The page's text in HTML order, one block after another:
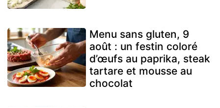
Menu sans gluten, 9
août : un festin coloré
d’œufs au paprika, steak
tartare et mousse au
chocolat